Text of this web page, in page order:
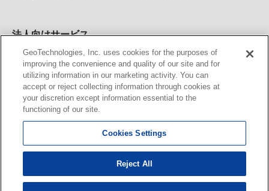
法人向けサービス
法人向け地図・位置情報サービス WEBサイト・システム向け地
図API Windows PC向け地図開発キット MapFan DB 住所確認
サービス
MAP WORLD+ トリマ広告 Geo-Research
カーナビ地図更新サービス
MapFan スマートメンバーズ カロッツェリア地図割プラス
KENWOOD MapFan Club
GeoTechnologies, Inc. uses cookies for the purposes of
improving the convenience and quality of our site and for
utilizing information in our marketing activity. You can
accept or reject collecting information through cookies at
your discretion except information essential to the
functioning of our site.
Cookies Settings
Reject All